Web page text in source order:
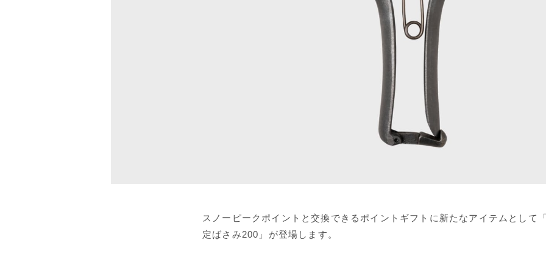
スノーピークポイントと交換できるポイントギフトに新たなアイテムとして
定ばさみ200」が登場します。